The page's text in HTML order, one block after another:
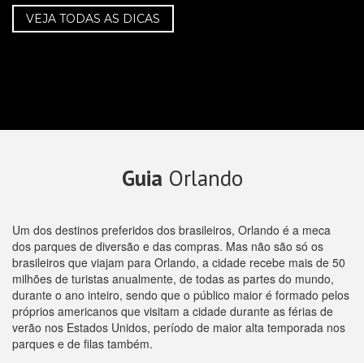
VEJA TODAS AS DICAS
Guia Orlando
Um dos destinos preferidos dos brasileiros, Orlando é a meca
dos parques de diversão e das compras. Mas não são só os
brasileiros que viajam para Orlando, a cidade recebe mais de 50
milhões de turistas anualmente, de todas as partes do mundo,
durante o ano inteiro, sendo que o público maior é formado pelos
próprios americanos que visitam a cidade durante as férias de
verão nos Estados Unidos, período de maior alta temporada nos
parques e de filas também.